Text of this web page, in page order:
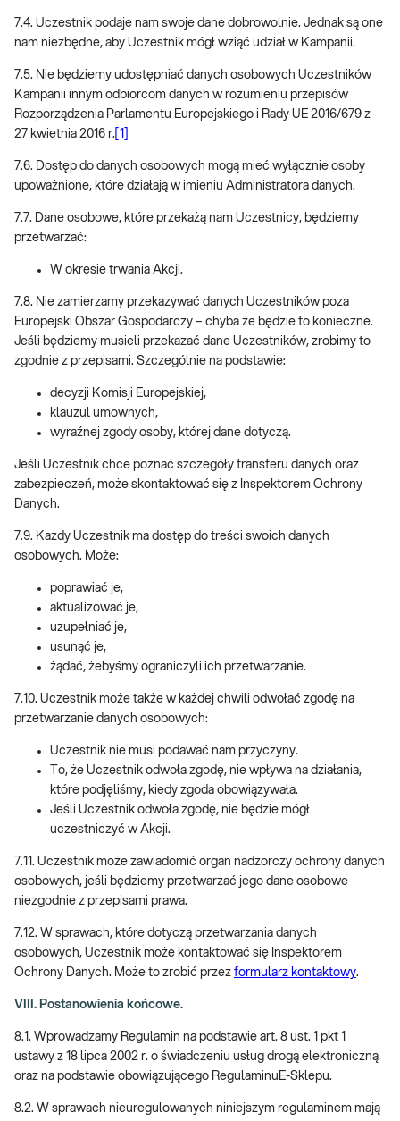
7.4. Uczestnik podaje nam swoje dane dobrowolnie. Jednak są one
nam niezbędne, aby Uczestnik mógł wziąć udział w Kampanii.
7.5. Nie będziemy udostępniać danych osobowych Uczestników
Kampanii innym odbiorcom danych w rozumieniu przepisów
Rozporządzenia Parlamentu Europejskiego i Rady UE 2016/679 z
27 kwietnia 2016 r. [1]
7.6. Dostęp do danych osobowych mogą mieć wyłącznie osoby
upoważnione, które działają w imieniu Administratora danych.
7.7. Dane osobowe, które przekażą nam Uczestnicy, będziemy
przetwarzać:
W okresie trwania Akcji.
7.8. Nie zamierzamy przekazywać danych Uczestników poza
Europejski Obszar Gospodarczy – chyba że będzie to konieczne.
Jeśli będziemy musieli przekazać dane Uczestników, zrobimy to
zgodnie z przepisami. Szczególnie na podstawie:
decyzji Komisji Europejskiej,
klauzul umownych,
wyraźnej zgody osoby, której dane dotyczą.
Jeśli Uczestnik chce poznać szczegóły transferu danych oraz
zabezpieczeń, może skontaktować się z Inspektorem Ochrony
Danych.
7.9. Każdy Uczestnik ma dostęp do treści swoich danych
osobowych. Może:
poprawiać je,
aktualizować je,
uzupełniać je,
usunąć je,
żądać, żebyśmy ograniczyli ich przetwarzanie.
7.10. Uczestnik może także w każdej chwili odwołać zgodę na
przetwarzanie danych osobowych:
Uczestnik nie musi podawać nam przyczyny.
To, że Uczestnik odwoła zgodę, nie wpływa na działania,
które podjęliśmy, kiedy zgoda obowiązywała.
Jeśli Uczestnik odwoła zgodę, nie będzie mógł
uczestniczyć w Akcji.
7.11. Uczestnik może zawiadomić organ nadzorczy ochrony danych
osobowych, jeśli będziemy przetwarzać jego dane osobowe
niezgodnie z przepisami prawa.
7.12. W sprawach, które dotyczą przetwarzania danych
osobowych, Uczestnik może kontaktować się Inspektorem
Ochrony Danych. Może to zrobić przez formularz kontaktowy.
VIII. Postanowienia końcowe.
8.1. Wprowadzamy Regulamin na podstawie art. 8 ust. 1 pkt 1
ustawy z 18 lipca 2002 r. o świadczeniu usług drogą elektroniczną
oraz na podstawie obowiązującego RegulaminuE-Sklepu.
8.2. W sprawach nieuregulowanych niniejszym regulaminem mają